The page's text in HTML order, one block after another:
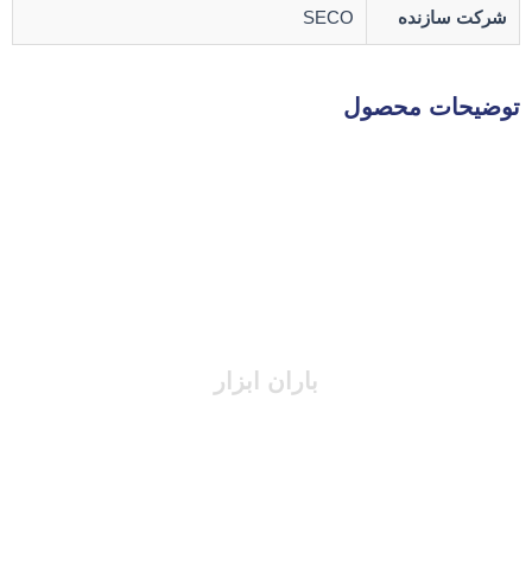
شرکت سازنده SECO
توضیحات محصول
باران ابزار